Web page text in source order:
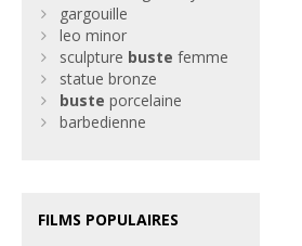
gargouille
leo minor
sculpture buste femme
statue bronze
buste porcelaine
barbedienne
FILMS POPULAIRES